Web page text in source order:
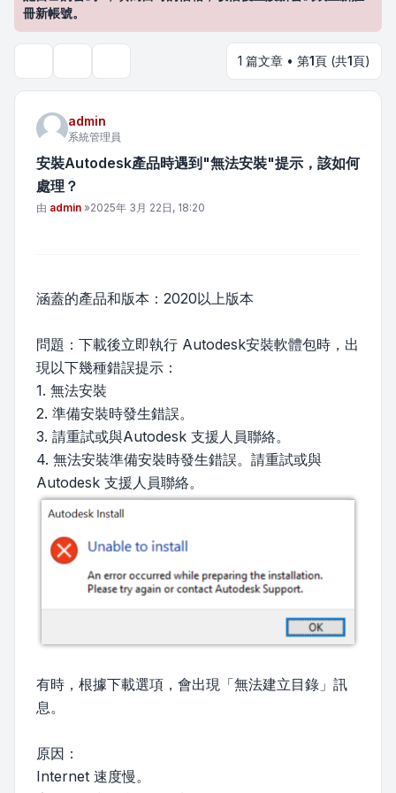
冊新帳號。
1 篇文章 • 第1頁 (共1頁)
admin
系統管理員
安裝Autodesk產品時遇到"無法安裝"提示，該如何
處理？
文章
由 admin »2025年 3月 22日, 18:20
涵蓋的產品和版本：2020以上版本
問題：下載後立即執行 Autodesk安裝軟體包時，出
現以下幾種錯誤提示：
1. 無法安裝
2. 準備安裝時發生錯誤。
3. 請重試或與Autodesk 支援人員聯絡。
4. 無法安裝準備安裝時發生錯誤。請重試或與
Autodesk 支援人員聯絡。
有時，根據下載選項，會出現「無法建立目錄」訊
息。
原因：
Internet 速度慢。